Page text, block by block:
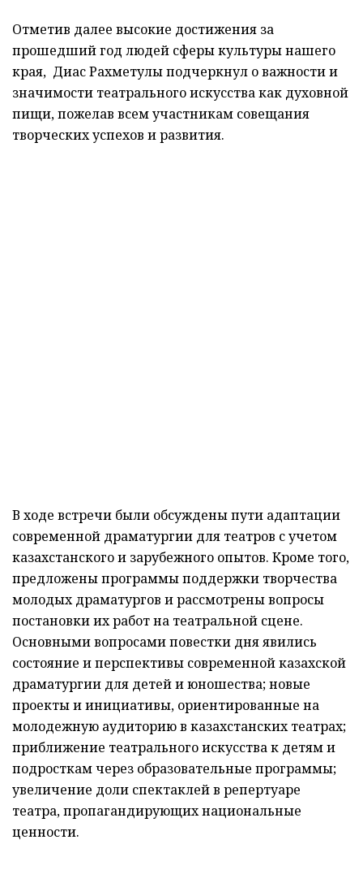
Отметив далее высокие достижения за
прошедший год людей сферы культуры нашего
края, Диас Рахметулы подчеркнул о важности и
значимости театрального искусства как духовной
пищи, пожелав всем участникам совещания
творческих успехов и развития.
постановки их работ на театральной сцене.
Основными вопросами повестки дня явились
состояние и перспективы современной казахской
драматургии для детей и юношества; новые
проекты и инициативы, ориентированные на
молодежную аудиторию в казахстанских театрах;
приближение театрального искусства к детям и
подросткам через образовательные программы;
увеличение доли спектаклей в репертуаре
театра, пропагандирующих национальные
ценности.